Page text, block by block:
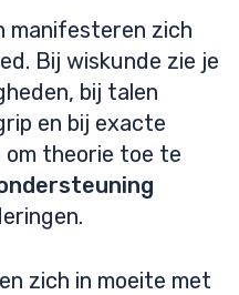
manifesteren zich
Bij wiskunde zie je
bij talen
en bij exacte
om theorie toe te
zich in moeite met